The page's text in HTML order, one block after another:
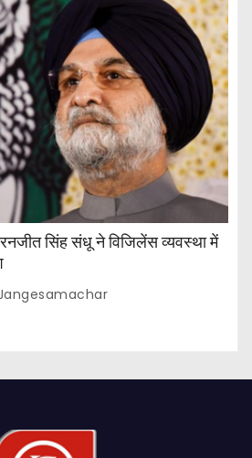
सिंह संधू ने विजिलेंस व्यवस्था में